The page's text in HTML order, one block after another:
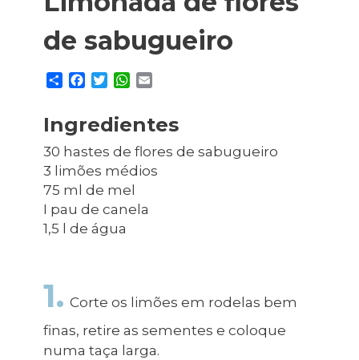
Planeamento Estratégico
Reabilitação urbana
Cascais Próxima
Governação
Mobilidade
Qualidade de vida
VISITAR
MOBILIDADE
INVESTIR EM CASCAIS
SERVIÇOS
de sabugueiro
S
r
e
F
e
o
o
k
T
t
e
r
W
t
A
p
p
E
i
Ingredientes
30 hastes de flores de sabugueiro
3 limões médios
75 ml de mel
I pau de canela
1,5 l de água
1. Corte os limões em rodelas bem
finas, retire as sementes e coloque
numa taça larga.